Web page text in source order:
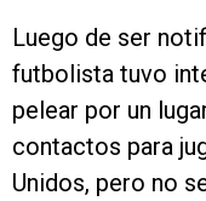
Luego de ser
futbolista tuvo
pelear por un
contactos para
Unidos, pero no